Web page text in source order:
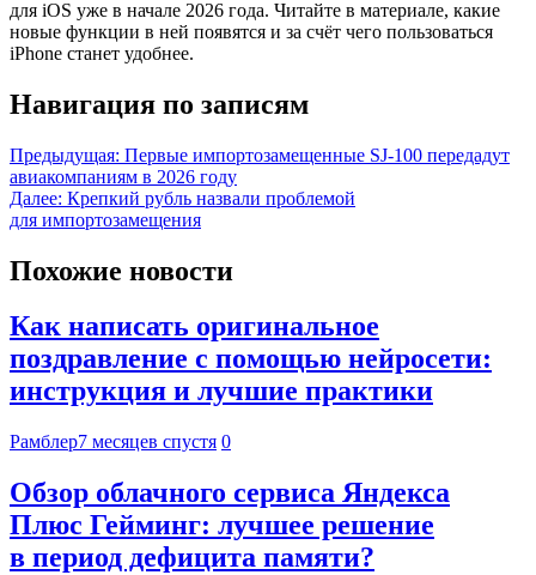
для iOS уже в начале 2026 года. Читайте в материале, какие
новые функции в ней появятся и за счёт чего пользоваться
iPhone станет удобнее.
Навигация по записям
Предыдущая: Первые импортозамещенные SJ-100 передадут
авиакомпаниям в 2026 году
Далее: Крепкий рубль назвали проблемой
для импортозамещения
Похожие новости
Как написать оригинальное
поздравление с помощью нейросети:
инструкция и лучшие практики
Рамблер7 месяцев спустя 0
Обзор облачного сервиса Яндекса
Плюс Гейминг: лучшее решение
в период дефицита памяти?